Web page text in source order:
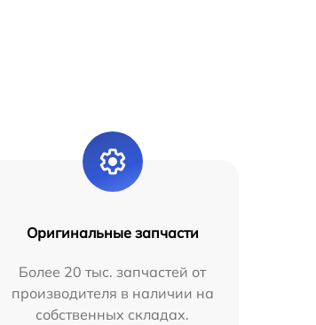
Оригинальные запчасти
Более 20 тыс. запчастей от
производителя в наличии на
собственных складах.